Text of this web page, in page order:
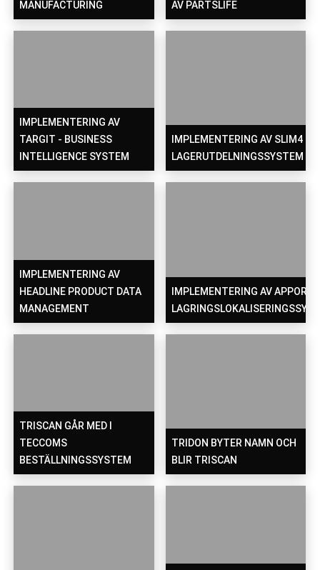
MANUFACTURING AV PARTSLIFE
IMPLEMENTERING AV
TARGIT - BUSINESS
INTELLIGENCE SYSTEM
IMPLEMENTERING AV SLIM4
LAGERUTDELNINGSSYSTEM
IMPLEMENTERING AV
HEADLINE PRODUCT DATA
MANAGEMENT
IMPLEMENTERING AV APPORT
TRISCAN GÅR MED I
TECCOMS
BESTÄLLNINGSSYSTEM
TRIDON BYTER NAMN OCH
BLIR TRISCAN